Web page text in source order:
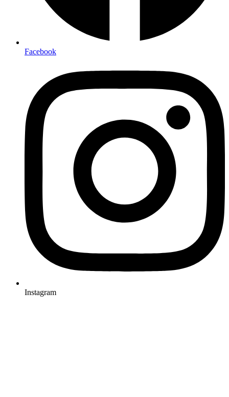
Facebook
Instagram